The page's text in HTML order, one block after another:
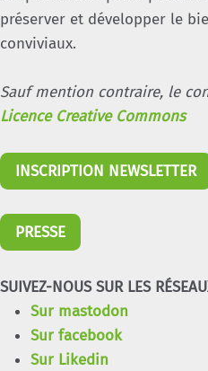
préserver et développer le
conviviaux.
Sauf mention contraire, le
Licence Creative Commons
INSCRIPTION NEWSLETTER
PRESSE
SUIVEZ-NOUS SUR LES
Sur mastodon
Sur facebook
Sur Likedin